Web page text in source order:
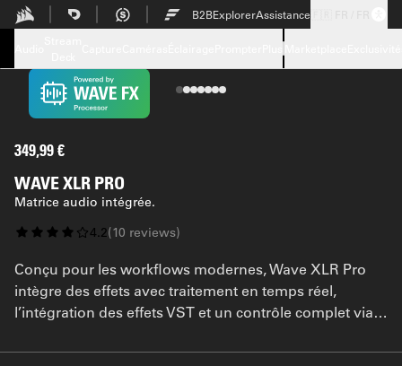
Skip to Main content B2BExplorerAssistance
349,99 €
WAVE XLR PRO
Matrice audio intégrée.
4.2(10 reviews)
Conçu pour les workflows modernes, Wave XLR Pro
intègre des effets avec traitement en temps réel,
l’intégration des effets VST et un contrôle complet via
une flexibilité que le matériel traditionnel ne peut
Caractéristiques techniques
Assistance